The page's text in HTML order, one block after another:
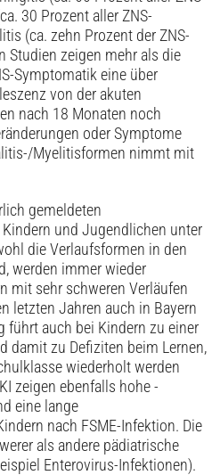
30 Prozent aller ZNS-
(ca. zehn Prozent der ZNS-
Studien zeigen mehr als die
Symptomatik eine über
von der akuten
nach 18 Monaten noch
oder Symptome
Myelitisformen nimmt mit
gemeldeten
und Jugendlichen unter
die Verlaufsformen in den
werden immer wieder
mit sehr schweren Verläufen
letzten Jahren auch in Bayern
führt auch bei Kindern zu einer
damit zu Defiziten beim Lernen,
wiederholt werden
zeigen ebenfalls hohe
eine lange
nach FSME-Infektion. Die
als andere pädiatrische
Enterovirus-Infektionen).